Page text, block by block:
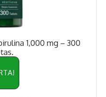
1,000 mg – 300